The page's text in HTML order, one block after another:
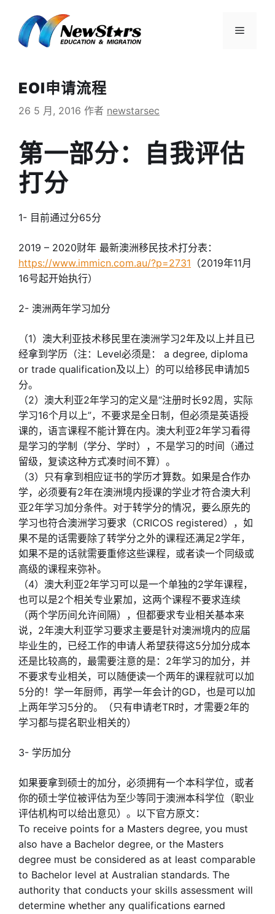
菜
EOI申请流程
26 5 月, 2016 作者 newstarsec
第一部分：自我评估
打分
1- 目前通过分65分
2019 – 2020财年 最新澳洲移民技术打分表：
https://www.immicn.com.au/?p=2731 （2019年11月
16号起开始执行）
2- 澳洲两年学习加分
（1）澳大利亚技术移民里在澳洲学习2年及以上并且已
经拿到学历（注：Level必须是： a degree, diploma
or trade qualification及以上）的可以给移民申请加5
分。
（2）澳大利亚2年学习的定义是“注册时长92周，实际
学习16个月以上”，不要求是全日制，但必须是英语授
课的，语言课程不能计算在内。澳大利亚2年学习看得
是学习的学制（学分、学时），不是学习的时间（通过
留级，复读这种方式凑时间不算）。
（3）只有拿到相应证书的学历才算数。如果是合作办
学，必须要有2年在澳洲境内授课的学业才符合澳大利
亚2年学习加分条件。对于转学分的情况，要么原先的
学习也符合澳洲学习要求（CRICOS registered），如
果不是的话需要除了转学分之外的课程还满足2学年，
如果不是的话就需要重修这些课程，或者读一个同级或
高级的课程来弥补。
（4）澳大利亚2年学习可以是一个单独的2学年课程，
也可以是2个相关专业累加，这两个课程不要求连续
（两个学历间允许间隔），但都要求专业相关基本来
说，2年澳大利亚学习要求主要是针对澳洲境内的应届
毕业生的，已经工作的申请人希望获得这5分加分成本
还是比较高的，最需要注意的是：2年学习的加分，并
不要求专业相关，可以随便读一个两年的课程就可以加
5分的！学一年厨师，再学一年会计的GD，也是可以加
上两年学习5分的。（只有申请老TR时，才需要2年的
学习都与提名职业相关的）
3- 学历加分
如果要拿到硕士的加分，必须拥有一个本科学位，或者
你的硕士学位被评估为至少等同于澳洲本科学位（职业
评估机构可以给出意见）。以下官方原文：
To receive points for a Masters degree, you must
also have a Bachelor degree, or the Masters
degree must be considered as at least comparable
to Bachelor level at Australian standards. The
authority that conducts your skills assessment will
determine whether any qualifications earned